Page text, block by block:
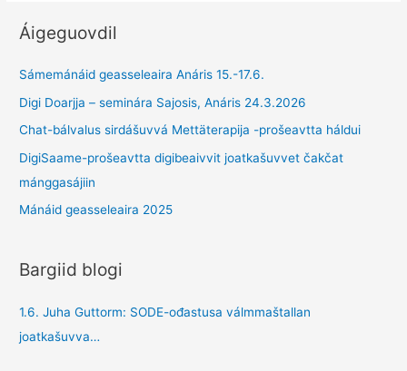
Áigeguovdil
Sámemánáid geasseleaira Anáris 15.-17.6.
Digi Doarjja – seminára Sajosis, Anáris 24.3.2026
Chat-bálvalus sirdášuvvá Mettäterapija -prošeavtta háldui
DigiSaame-prošeavtta digibeaivvit joatkašuvvet čakčat
mánggasájiin
Mánáid geasseleaira 2025
Bargiid blogi
1.6. Juha Guttorm: SODE-ođastusa válmmaštallan
joatkašuvva…